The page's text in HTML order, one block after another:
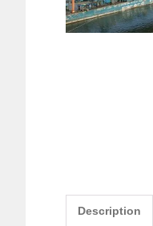
Description